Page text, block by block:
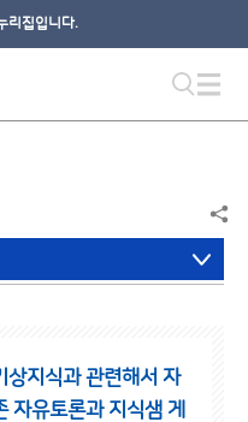
리집입니다.
상지식과 관련해서 자
자유토론과 지식샘 게